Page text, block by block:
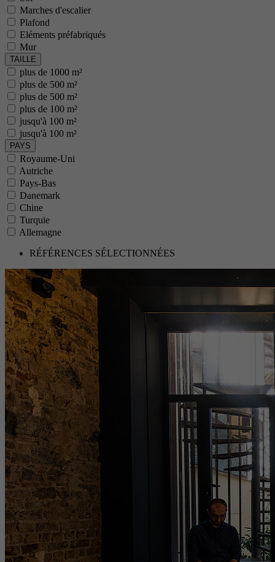
Marches d'escalier
Plafond
Eléments préfabriqués
Mur
TAILLE
plus de 1000 m²
plus de 500 m²
plus de 500 m²
plus de 100 m²
jusqu'à 100 m²
jusqu'à 100 m²
PAYS
Royaume-Uni
Autriche
Pays-Bas
Danemark
Chine
Turquie
Allemagne
RÉFÉRENCES SÉLECTIONNÉES